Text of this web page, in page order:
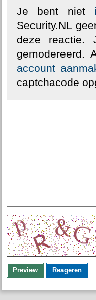
Je bent niet
Security.NL
deze reactie.
account
captchacode
Preview Reageren